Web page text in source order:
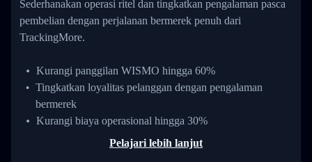
Sederhanakan operasi ritel dan tingkatkan pengalaman pasca
pembelian dengan perjalanan bermerek penuh dari
TrackingMore.
Kurangi panggilan WISMO hingga 60%
Tingkatkan loyalitas pelanggan dengan pengalaman
bermerek
Kurangi biaya operasional hingga 30%
Pelajari lebih lanjut